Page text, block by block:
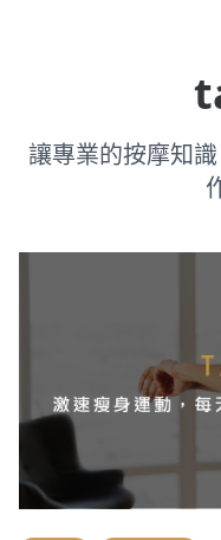
讓專業的按摩知